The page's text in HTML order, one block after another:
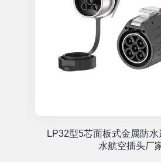
LP32型5芯面板式金属防
水航空插头厂